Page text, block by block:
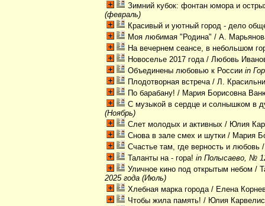
Зимний кубок: фонтан юмора и
(февраль)
Красивый и уютный город - дело
Моя любимая "Родина" / А.
На вечернем сеансе, в небольшом
Новоселье 2017 года/ Любовь
Объединены любовью к России in
Плодотворная встреча/ Л.
По барабану! / Мария Борисовна
С музыкой в сердце и солнышком в
(Ноябрь)
Слет молодых и активных / Юлия
Снова в зале смех и шутки / Мария
Счастье там, где верность и любовь
Таланты на - гора! in Полысаево, №
Уличное кино под открытым небом /
2025 года (Июль)
Хлебная марка города/ Елена
Чтобы жила память! / Юлия